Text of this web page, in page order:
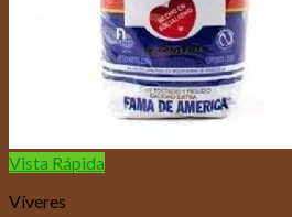
Vista Rápida
Víveres